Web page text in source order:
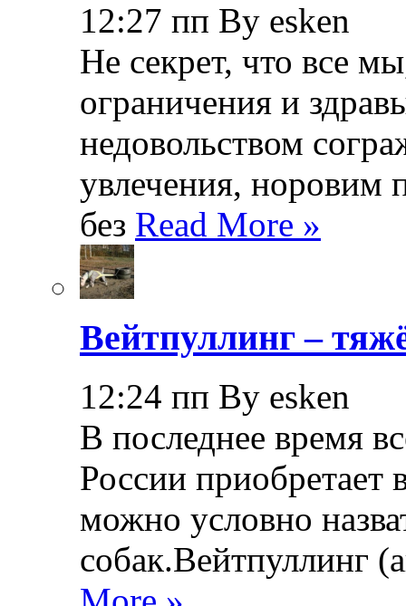
12:27 пп By esken
Не секрет, что все
ограничения и
недовольством
увлечения, норовим
без Read More »
Вейтпуллинг –
12:24 пп By esken
В последнее время
России приобретает
можно условно
собак.Вейтпуллинг